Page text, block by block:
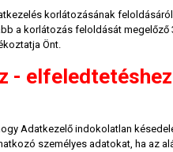
korlátozásának feloldásáról
a korlátozás feloldását megelőző
Önt.
-
Adatkezelő indokolatlan
személyes adatokat, ha az